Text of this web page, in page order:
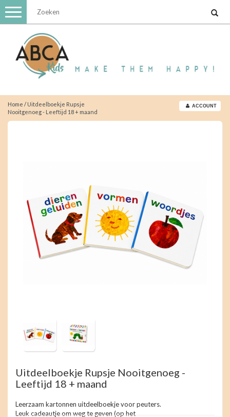
Toggle
navigation
Home / Uitdeelboekje Rupsje
Nooitgenoeg - Leeftijd 18 + maand
ACCOUNT
Uitdeelboekje Rupsje Nooitgenoeg -
Leeftijd 18 + maand
Leerzaam kartonnen uitdeelboekje voor peuters.
Leuk cadeautje om weg te geven (op het